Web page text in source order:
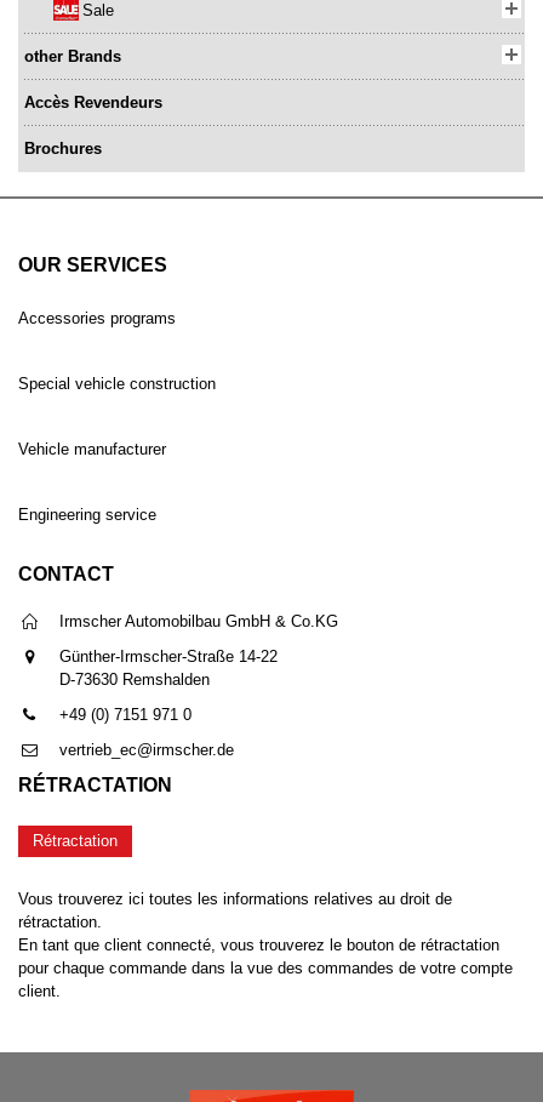
Sale
other Brands
Accès Revendeurs
Brochures
OUR SERVICES
Accessories programs
Special vehicle construction
Vehicle manufacturer
Engineering service
CONTACT
Irmscher Automobilbau GmbH & Co.KG
Günther-Irmscher-Straße 14-22
D-73630 Remshalden
+49 (0) 7151 971 0
vertrieb_ec@irmscher.de
RÉTRACTATION
Rétractation
Vous trouverez ici toutes les informations relatives au droit de
rétractation.
En tant que client connecté, vous trouverez le bouton de rétractation
pour chaque commande dans la vue des commandes de votre compte
client.